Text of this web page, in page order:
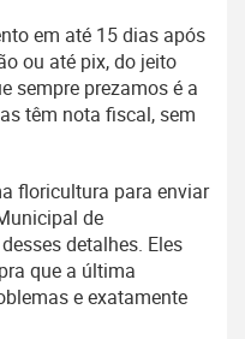
em até 15 dias após
ou até pix, do jeito
sempre prezamos é a
têm nota fiscal, sem
floricultura para enviar
de
detalhes. Eles
que a última
e exatamente